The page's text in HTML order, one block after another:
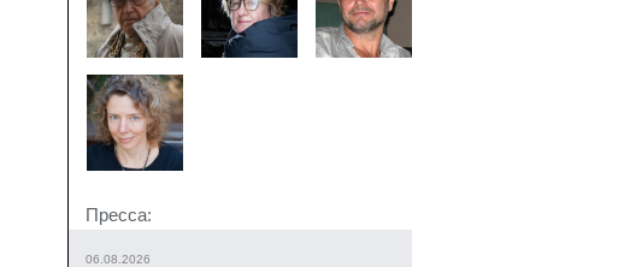
Пресса:
06.08.2026